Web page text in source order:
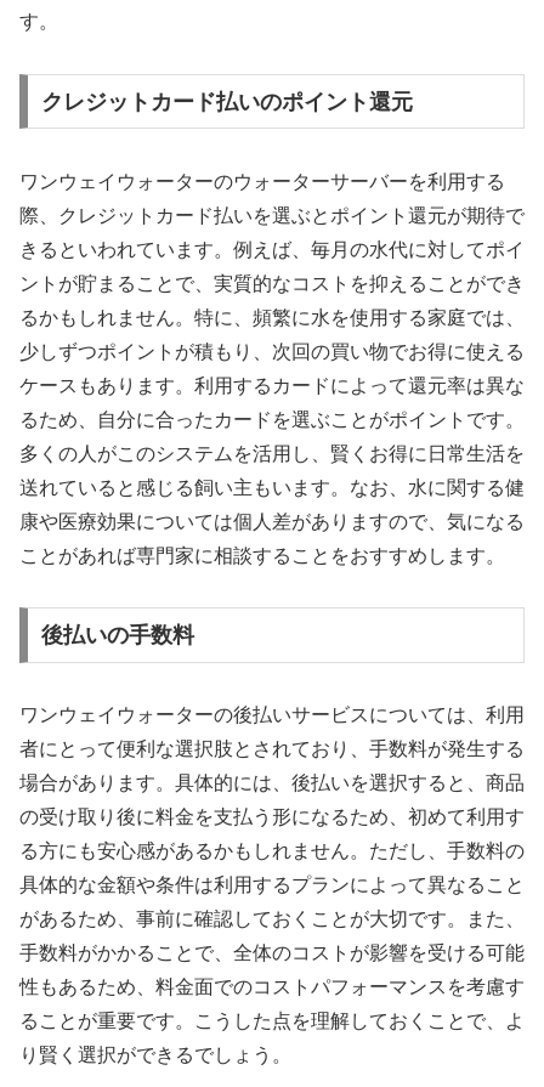
す。
クレジットカード払いのポイント還元
ワンウェイウォーターのウォーターサーバーを利用する
際、クレジットカード払いを選ぶとポイント還元が期待で
きるといわれています。例えば、毎月の水代に対してポイ
ントが貯まることで、実質的なコストを抑えることができ
るかもしれません。特に、頻繁に水を使用する家庭では、
少しずつポイントが積もり、次回の買い物でお得に使える
ケースもあります。利用するカードによって還元率は異な
るため、自分に合ったカードを選ぶことがポイントです。
多くの人がこのシステムを活用し、賢くお得に日常生活を
送れていると感じる飼い主もいます。なお、水に関する健
康や医療効果については個人差がありますので、気になる
ことがあれば専門家に相談することをおすすめします。
後払いの手数料
ワンウェイウォーターの後払いサービスについては、利用
者にとって便利な選択肢とされており、手数料が発生する
場合があります。具体的には、後払いを選択すると、商品
の受け取り後に料金を支払う形になるため、初めて利用す
る方にも安心感があるかもしれません。ただし、手数料の
具体的な金額や条件は利用するプランによって異なること
があるため、事前に確認しておくことが大切です。また、
手数料がかかることで、全体のコストが影響を受ける可能
性もあるため、料金面でのコストパフォーマンスを考慮す
ることが重要です。こうした点を理解しておくことで、よ
り賢く選択ができるでしょう。